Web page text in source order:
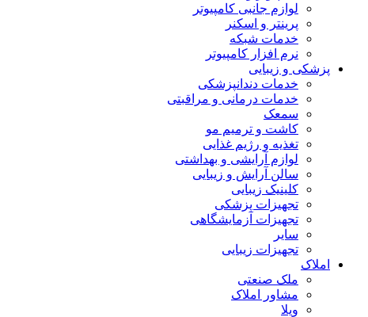
لوازم جانبی کامپیوتر
پرینتر و اسکنر
خدمات شبکه
نرم افزار کامپیوتر
پزشکی و زیبایی
خدمات دندانپزشکی
خدمات درمانی و مراقبتی
سمعک
کاشت و ترمیم مو
تغذیه و رژیم غذایی
لوازم آرایشی و بهداشتی
سالن آرایش و زیبایی
کلینیک زیبایی
تجهیزات پزشکی
تجهیزات آزمایشگاهی
سایر
تجهیزات زیبایی
املاک
ملک صنعتی
مشاور املاک
ویلا